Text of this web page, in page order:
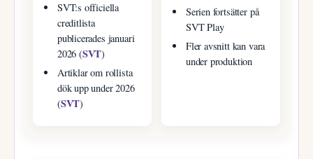
SVT:s officiella
creditlista
publicerades januari
2026 (SVT)
Artiklar om rollista
dök upp under 2026
(SVT)
Serien fortsätter på
SVT Play
Fler avsnitt kan vara
under produktion